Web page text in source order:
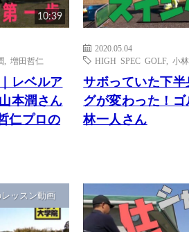
10:39
増田哲仁
レベルア
本潤さん
仁プロの
2020.05.04
HIGH SPEC GOLF,小
サボっていた下
グが変わった！
林一人さん
レッスン動画